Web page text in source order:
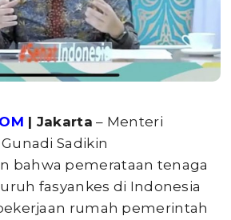
| Jakarta – Menteri
Sadikin
bahwa pemerataan tenaga
fasyankes di Indonesia
rumah pemerintah